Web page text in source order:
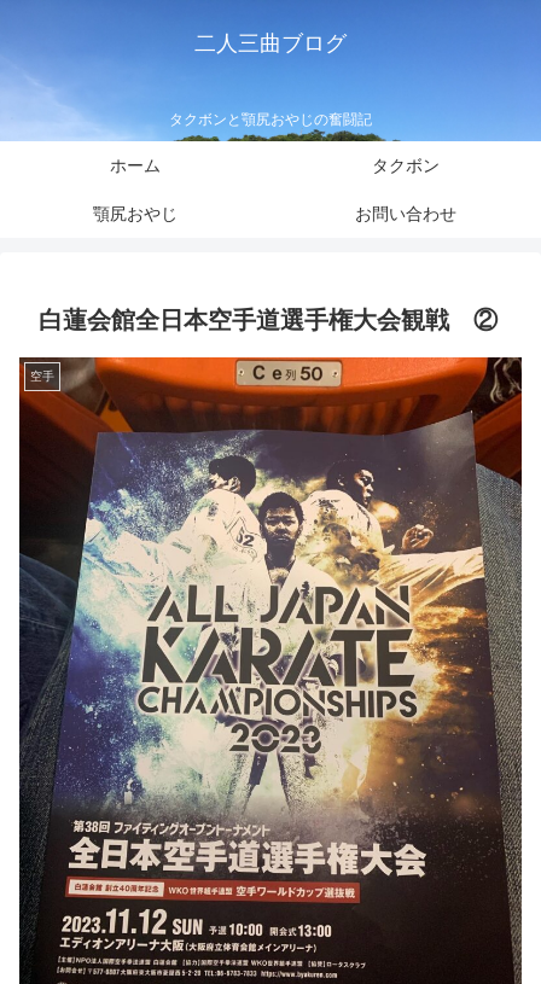
二人三曲ブログ
タクボンと顎尻おやじの奮闘記
ホーム タクボン
顎尻おやじ お問い合わせ
白蓮会館全日本空手道選手権大会観戦 ②
空手